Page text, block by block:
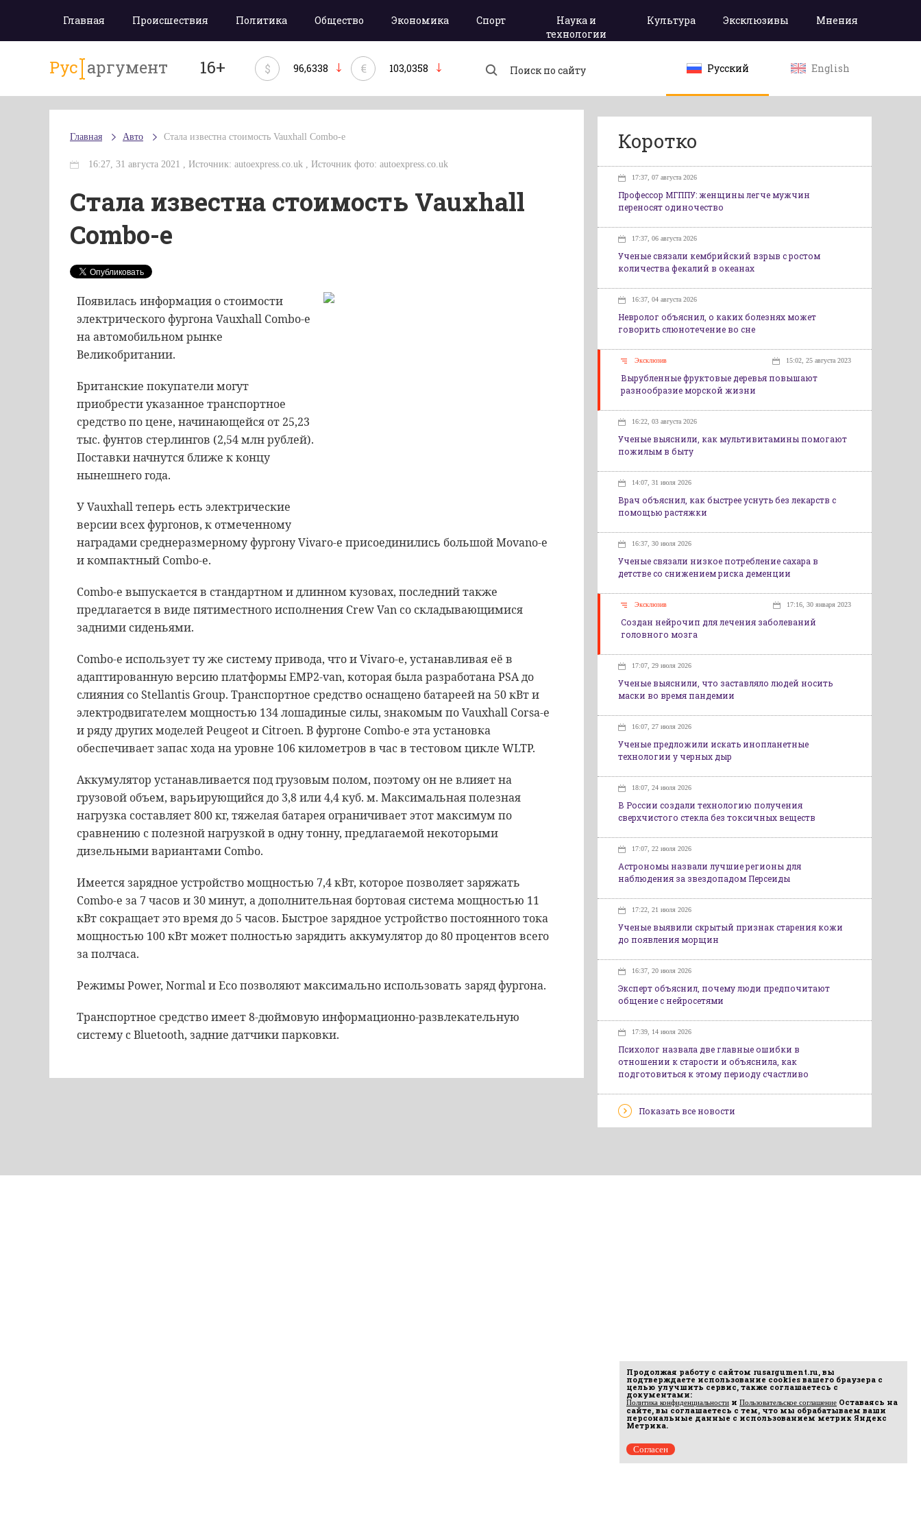
Главная Происшествия Политика Общество Экономика Спорт
Наука и
технологии
Культура Эксклюзивы Мнения
Рус аргумент 16+ $ 96,6338 € 103,0358 Русский English
Главная Авто Стала известна стоимость Vauxhall Combo-e
16:27, 31 августа 2021 , Источник: autoexpress.co.uk , Источник фото: autoexpress.co.uk
Стала известна стоимость Vauxhall
Combo-e
Появилась информация о стоимости
электрического фургона Vauxhall Combo-e
на автомобильном рынке
Великобритании.
Британские покупатели могут
приобрести указанное транспортное
средство по цене, начинающейся от 25,23
тыс. фунтов стерлингов (2,54 млн рублей).
Поставки начнутся ближе к концу
нынешнего года.
У Vauxhall теперь есть электрические
версии всех фургонов, к отмеченному
наградами среднеразмерному фургону Vivaro-e присоединились большой Movano-e
и компактный Combo-e.
Combo-e выпускается в стандартном и длинном кузовах, последний также
предлагается в виде пятиместного исполнения Crew Van со складывающимися
задними сиденьями.
Combo-e использует ту же систему привода, что и Vivaro-e, устанавливая её в
адаптированную версию платформы EMP2-van, которая была разработана PSA до
слияния со Stellantis Group. Транспортное средство оснащено батареей на 50 кВт и
электродвигателем мощностью 134 лошадиные силы, знакомым по Vauxhall Corsa-e
и ряду других моделей Peugeot и Citroen. В фургоне Combo-e эта установка
обеспечивает запас хода на уровне 106 километров в час в тестовом цикле WLTP.
Аккумулятор устанавливается под грузовым полом, поэтому он не влияет на
грузовой объем, варьирующийся до 3,8 или 4,4 куб. м. Максимальная полезная
нагрузка составляет 800 кг, тяжелая батарея ограничивает этот максимум по
сравнению с полезной нагрузкой в одну тонну, предлагаемой некоторыми
дизельными вариантами Combo.
Имеется зарядное устройство мощностью 7,4 кВт, которое позволяет заряжать
Combo-e за 7 часов и 30 минут, а дополнительная бортовая система мощностью 11
кВт сокращает это время до 5 часов. Быстрое зарядное устройство постоянного тока
мощностью 100 кВт может полностью зарядить аккумулятор до 80 процентов всего
за полчаса.
Режимы Power, Normal и Eco позволяют максимально использовать заряд фургона.
Транспортное средство имеет 8-дюймовую информационно-развлекательную
систему с Bluetooth, задние датчики парковки.
Коротко
17:37, 07 августа 2026
Профессор МГППУ: женщины легче мужчин
переносят одиночество
17:37, 06 августа 2026
Ученые связали кембрийский взрыв с ростом
количества фекалий в океанах
16:37, 04 августа 2026
Невролог объяснил, о каких болезнях может
говорить слюнотечение во сне
Эксклюзив 15:02, 25 августа 2023
Вырубленные фруктовые деревья повышают
разнообразие морской жизни
16:22, 03 августа 2026
Ученые выяснили, как мультивитамины помогают
пожилым в быту
14:07, 31 июля 2026
Врач объяснил, как быстрее уснуть без лекарств с
помощью растяжки
16:37, 30 июля 2026
Ученые связали низкое потребление сахара в
детстве со снижением риска деменции
Эксклюзив 17:16, 30 января 2023
Создан нейрочип для лечения заболеваний
головного мозга
17:07, 29 июля 2026
Ученые выяснили, что заставляло людей носить
маски во время пандемии
16:07, 27 июля 2026
Ученые предложили искать инопланетные
технологии у черных дыр
18:07, 24 июля 2026
В России создали технологию получения
сверхчистого стекла без токсичных веществ
17:07, 22 июля 2026
Астрономы назвали лучшие регионы для
наблюдения за звездопадом Персеиды
17:22, 21 июля 2026
Ученые выявили скрытый признак старения кожи
до появления морщин
16:37, 20 июля 2026
Эксперт объяснил, почему люди предпочитают
общение с нейросетями
17:39, 14 июля 2026
Психолог назвала две главные ошибки в
отношении к старости и объяснила, как
подготовиться к этому периоду счастливо
Показать все новости
Продолжая работу с сайтом rusargument.ru, вы
подтверждаете использование cookies вашего браузера с
целью улучшить сервис, также соглашаетесь с
документами:
Политика конфиденциальности и Пользовательское соглашение Оставаясь на
сайте, вы соглашаетесь с тем, что мы обрабатываем ваши
персональные данные с использованием метрик Яндекс
Метрика.
Согласен